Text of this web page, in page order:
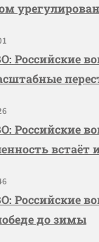
Российские
Российские
встаёт
Российские
до зимы